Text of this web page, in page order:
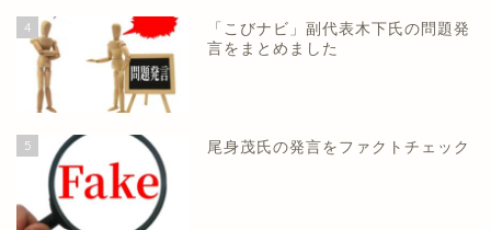
4
「こびナビ」副代表木下氏の問題発
言をまとめました
5 尾身茂氏の発言をファクトチェック